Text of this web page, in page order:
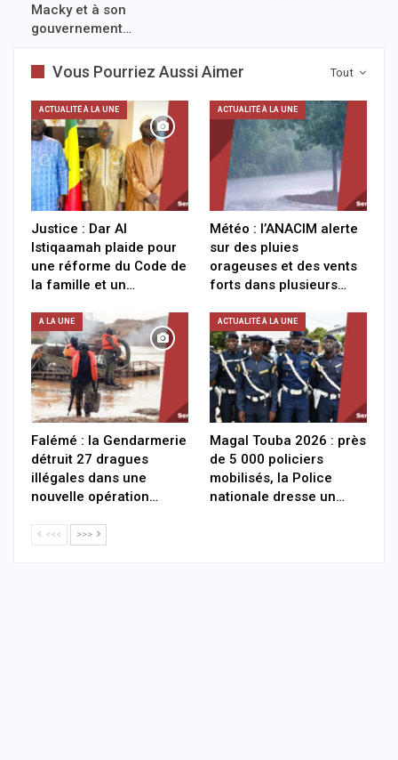
Macky et à son
gouvernement…
Tout
Vous Pourriez Aussi Aimer
ACTUALITÉ À LA UNE
Justice : Dar Al
Istiqaamah plaide pour
une réforme du Code de
la famille et un…
ACTUALITÉ À LA UNE
Météo : l’ANACIM alerte
sur des pluies
orageuses et des vents
forts dans plusieurs…
A LA UNE
Falémé : la Gendarmerie
détruit 27 dragues
illégales dans une
nouvelle opération…
ACTUALITÉ À LA UNE
Magal Touba 2026 : près
de 5 000 policiers
mobilisés, la Police
nationale dresse un…
<<< >>>